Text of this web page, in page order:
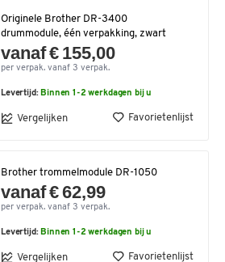
Originele Brother DR-3400
drummodule, één verpakking, zwart
vanaf € 155,00
per verpak. vanaf 3 verpak.
Levertijd: Binnen 1-2 werkdagen bij u
Vergelijken Favorietenlijst
Brother trommelmodule DR-1050
vanaf € 62,99
per verpak. vanaf 3 verpak.
Levertijd: Binnen 1-2 werkdagen bij u
Vergelijken Favorietenlijst